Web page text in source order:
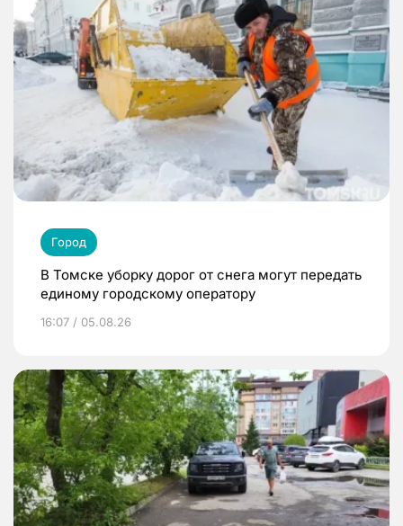
Город
В Томске уборку дорог от снега могут передать
единому городскому оператору
16:07 / 05.08.26